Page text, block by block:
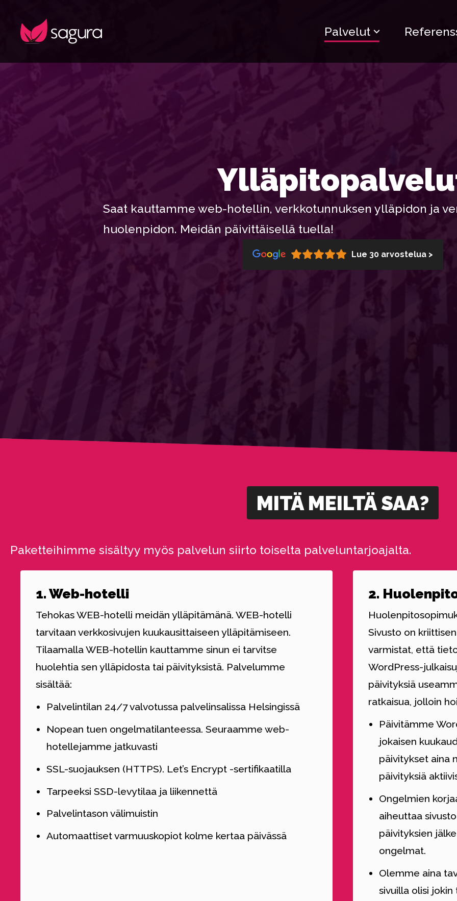
Palvelut
Saat kauttamme web-hotellin, verkkotunnuksen ylläpidon ja
huolenpidon. Meidän päivittäisellä tuella!
Lue 30 arvostelua >
MITÄ MEILTÄ SAA?
Paketteihimme sisältyy myös palvelun siirto toiselta palveluntarjoajalta.
1. Web-hotelli
Tehokas WEB-hotelli meidän ylläpitämänä. WEB-hotelli
tarvitaan verkkosivujen kuukausittaiseen ylläpitämiseen.
Tilaamalla WEB-hotellin kauttamme sinun ei tarvitse
huolehtia sen ylläpidosta tai päivityksistä. Palvelumme
sisältää:
Palvelintilan 24/7 valvotussa palvelinsalissa Helsingissä
Nopean tuen ongelmatilanteessa. Seuraamme web-
hotellejamme jatkuvasti
SSL-suojauksen (HTTPS). Let’s Encrypt -sertifikaatilla
Tarpeeksi SSD-levytilaa ja liikennettä
Palvelintason välimuistin
Automaattiset varmuuskopiot kolme kertaa päivässä
2.
Sivusto on
varmistat, että
WordPress-
päivityksiä
ratkaisua, jolloin
Päivitämme
jokaisen
päivitykset aina
päivityksiä
Ongelmien
aiheuttaa
päivityksien
ongelmat.
Olemme aina
sivuilla olisi